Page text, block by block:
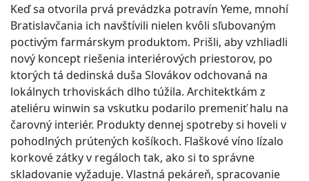
Keď sa otvorila prvá prevádzka potravín Yeme, mnohí
Bratislavčania ich navštívili nielen kvôli sľubovaným
poctivým farmárskym produktom. Prišli, aby vzhliadli
nový koncept riešenia interiérových priestorov, po
ktorých tá dedinská duša Slovákov odchovaná na
lokálnych trhoviskách dlho túžila. Architektkám z
ateliéru winwin sa vskutku podarilo premeniť halu na
čarovný interiér. Produkty dennej spotreby si hoveli v
pohodlných prútených košíkoch. Flaškové víno lízalo
korkové zátky v regáloch tak, ako si to správne
skladovanie vyžaduje. Vlastná pekáreň, spracovanie